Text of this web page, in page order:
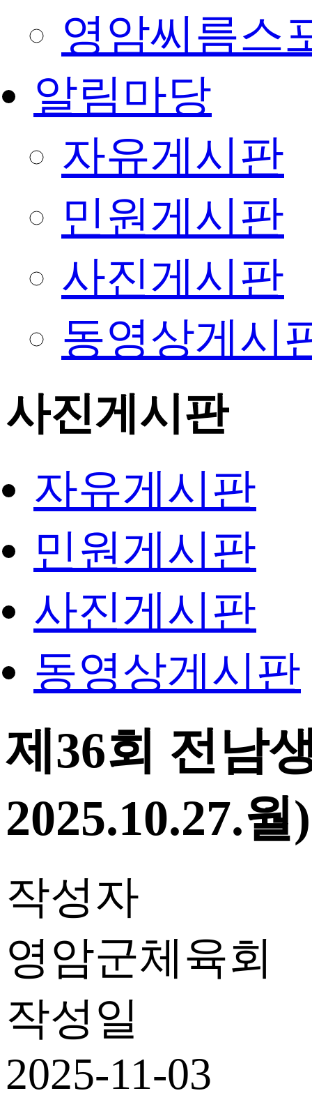
영암씨름스
알림마당
자유게시판
민원게시판
사진게시판
동영상게시
사진게시판
자유게시판
민원게시판
사진게시판
동영상게시판
제36회 전남
2025.10.27.월)
작성자
영암군체육회
작성일
2025-11-03